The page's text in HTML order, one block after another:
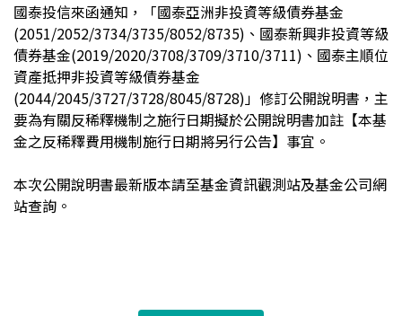
國泰投信來函通知，「國泰亞洲非投資等級債券基金
(2051/2052/3734/3735/8052/8735)、國泰新興非投資等級
債券基金(2019/2020/3708/3709/3710/3711)、國泰主順位
資產抵押非投資等級債券基金
(2044/2045/3727/3728/8045/8728)」修訂公開說明書，主
要為有關反稀釋機制之施行日期擬於公開說明書加註【本基
金之反稀釋費用機制施行日期將另行公告】事宜。
本次公開說明書最新版本請至基金資訊觀測站及基金公司網
站查詢。